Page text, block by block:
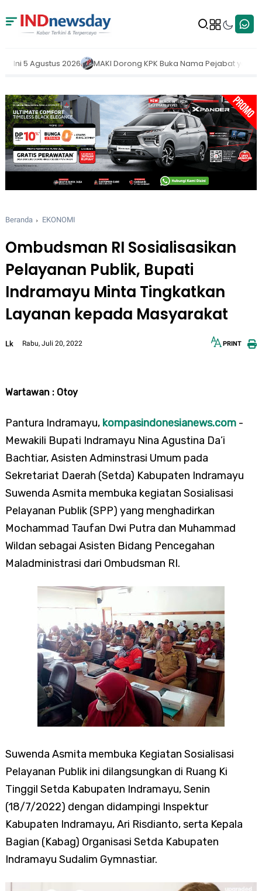
KPK Buka Nama Pejabat yang Belum Lapor LHKPN 2025 Warga
Beranda EKONOMI
Ombudsman RI Sosialisasikan
Pelayanan Publik, Bupati
Indramayu Minta Tingkatkan
Layanan kepada Masyarakat
Lk Rabu, Juli 20, 2022 PRINT
Wartawan : Otoy
Pantura Indramayu, kompasindonesianews.com-
Mewakili Bupati Indramayu Nina Agustina Da’i
Bachtiar, Asisten Adminstrasi Umum pada
Sekretariat Daerah (Setda) Kabupaten Indramayu
Suwenda Asmita membuka kegiatan Sosialisasi
Pelayanan Publik (SPP) yang menghadirkan
Mochammad Taufan Dwi Putra dan Muhammad
Wildan sebagai Asisten Bidang Pencegahan
Maladministrasi dari Ombudsman RI.
Suwenda Asmita membuka Kegiatan Sosialisasi
Pelayanan Publik ini dilangsungkan di Ruang Ki
Tinggil Setda Kabupaten Indramayu, Senin
(18/7/2022) dengan didampingi Inspektur
Kabupaten Indramayu, Ari Risdianto, serta Kepala
Bagian (Kabag) Organisasi Setda Kabupaten
Indramayu Sudalim Gymnastiar.